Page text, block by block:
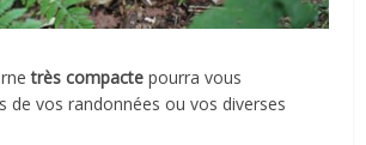
très compacte pourra vous
de vos randonnées ou vos diverses